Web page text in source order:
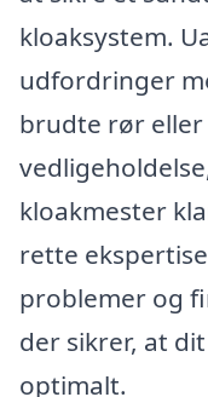
kloaksystem.
udfordringer
brudte rør
kloakmester
rette
problemer og
der sikrer, at
optimalt.